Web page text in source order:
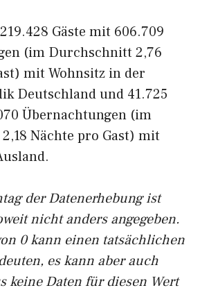
Gäste mit 606.709
(im Durchschnitt 2,76
mit Wohnsitz in der
Deutschland und 41.725
Übernachtungen (im
Nächte pro Gast) mit
der Datenerhebung ist
nicht anders angegeben.
0 kann einen tatsächlichen
es kann aber auch
keine Daten für diesen Wert